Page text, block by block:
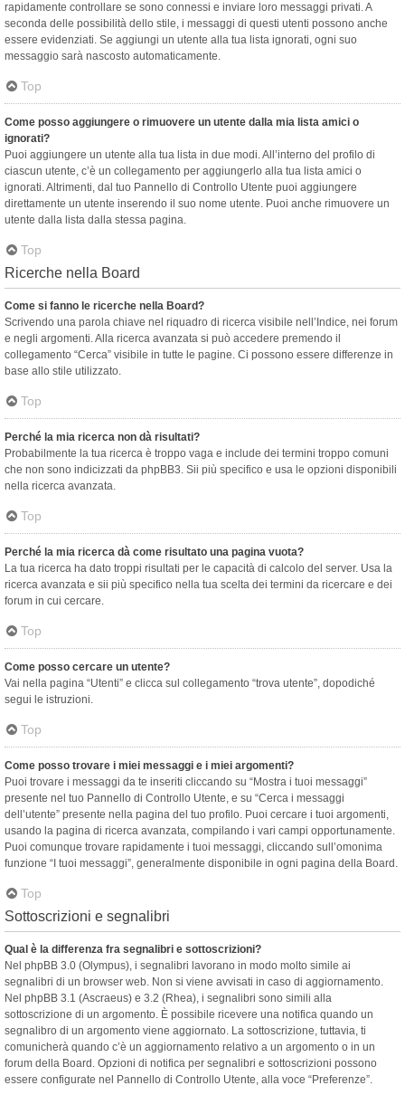
rapidamente controllare se sono connessi e inviare loro messaggi privati. A
seconda delle possibilità dello stile, i messaggi di questi utenti possono anche
essere evidenziati. Se aggiungi un utente alla tua lista ignorati, ogni suo
messaggio sarà nascosto automaticamente.
Top
Come posso aggiungere o rimuovere un utente dalla mia lista amici o
ignorati?
Puoi aggiungere un utente alla tua lista in due modi. All’interno del profilo di
ciascun utente, c’è un collegamento per aggiungerlo alla tua lista amici o
ignorati. Altrimenti, dal tuo Pannello di Controllo Utente puoi aggiungere
direttamente un utente inserendo il suo nome utente. Puoi anche rimuovere un
utente dalla lista dalla stessa pagina.
Top
Ricerche nella Board
Come si fanno le ricerche nella Board?
Scrivendo una parola chiave nel riquadro di ricerca visibile nell’Indice, nei forum
e negli argomenti. Alla ricerca avanzata si può accedere premendo il
collegamento “Cerca” visibile in tutte le pagine. Ci possono essere differenze in
base allo stile utilizzato.
Top
Perché la mia ricerca non dà risultati?
Probabilmente la tua ricerca è troppo vaga e include dei termini troppo comuni
che non sono indicizzati da phpBB3. Sii più specifico e usa le opzioni disponibili
nella ricerca avanzata.
Top
Perché la mia ricerca dà come risultato una pagina vuota?
La tua ricerca ha dato troppi risultati per le capacità di calcolo del server. Usa la
ricerca avanzata e sii più specifico nella tua scelta dei termini da ricercare e dei
forum in cui cercare.
Top
Come posso cercare un utente?
Vai nella pagina “Utenti” e clicca sul collegamento “trova utente”, dopodiché
segui le istruzioni.
Top
Come posso trovare i miei messaggi e i miei argomenti?
Puoi trovare i messaggi da te inseriti cliccando su “Mostra i tuoi messaggi”
presente nel tuo Pannello di Controllo Utente, e su “Cerca i messaggi
dell’utente” presente nella pagina del tuo profilo. Puoi cercare i tuoi argomenti,
usando la pagina di ricerca avanzata, compilando i vari campi opportunamente.
Puoi comunque trovare rapidamente i tuoi messaggi, cliccando sull’omonima
funzione “I tuoi messaggi”, generalmente disponibile in ogni pagina della Board.
Top
Sottoscrizioni e segnalibri
Qual è la differenza fra segnalibri e sottoscrizioni?
Nel phpBB 3.0 (Olympus), i segnalibri lavorano in modo molto simile ai
segnalibri di un browser web. Non si viene avvisati in caso di aggiornamento.
Nel phpBB 3.1 (Ascraeus) e 3.2 (Rhea), i segnalibri sono simili alla
sottoscrizione di un argomento. È possibile ricevere una notifica quando un
segnalibro di un argomento viene aggiornato. La sottoscrizione, tuttavia, ti
comunicherà quando c’è un aggiornamento relativo a un argomento o in un
forum della Board. Opzioni di notifica per segnalibri e sottoscrizioni possono
essere configurate nel Pannello di Controllo Utente, alla voce “Preferenze”.